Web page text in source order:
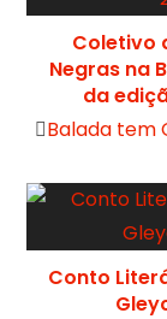
Coletivo
Negras na
da
Balada tem
Conto